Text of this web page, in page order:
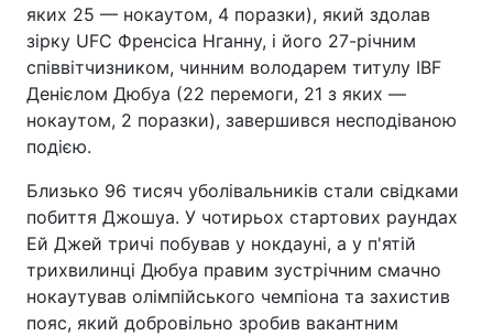
яких 25 — нокаутом, 4 поразки), який здолав
зірку UFC Френсіса Нганну, і його 27-річним
співвітчизником, чинним володарем титулу IBF
Денієлом Дюбуа (22 перемоги, 21 з яких —
нокаутом, 2 поразки), завершився несподіваною
подією.
Близько 96 тисяч уболівальників стали свідками
побиття Джошуа. У чотирьох стартових раундах
Ей Джей тричі побував у нокдауні, а у п'ятій
трихвилинці Дюбуа правим зустрічним смачно
нокаутував олімпійського чемпіона та захистив
пояс, який добровільно зробив вакантним